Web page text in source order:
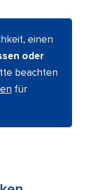
einen
oder
beachten
für